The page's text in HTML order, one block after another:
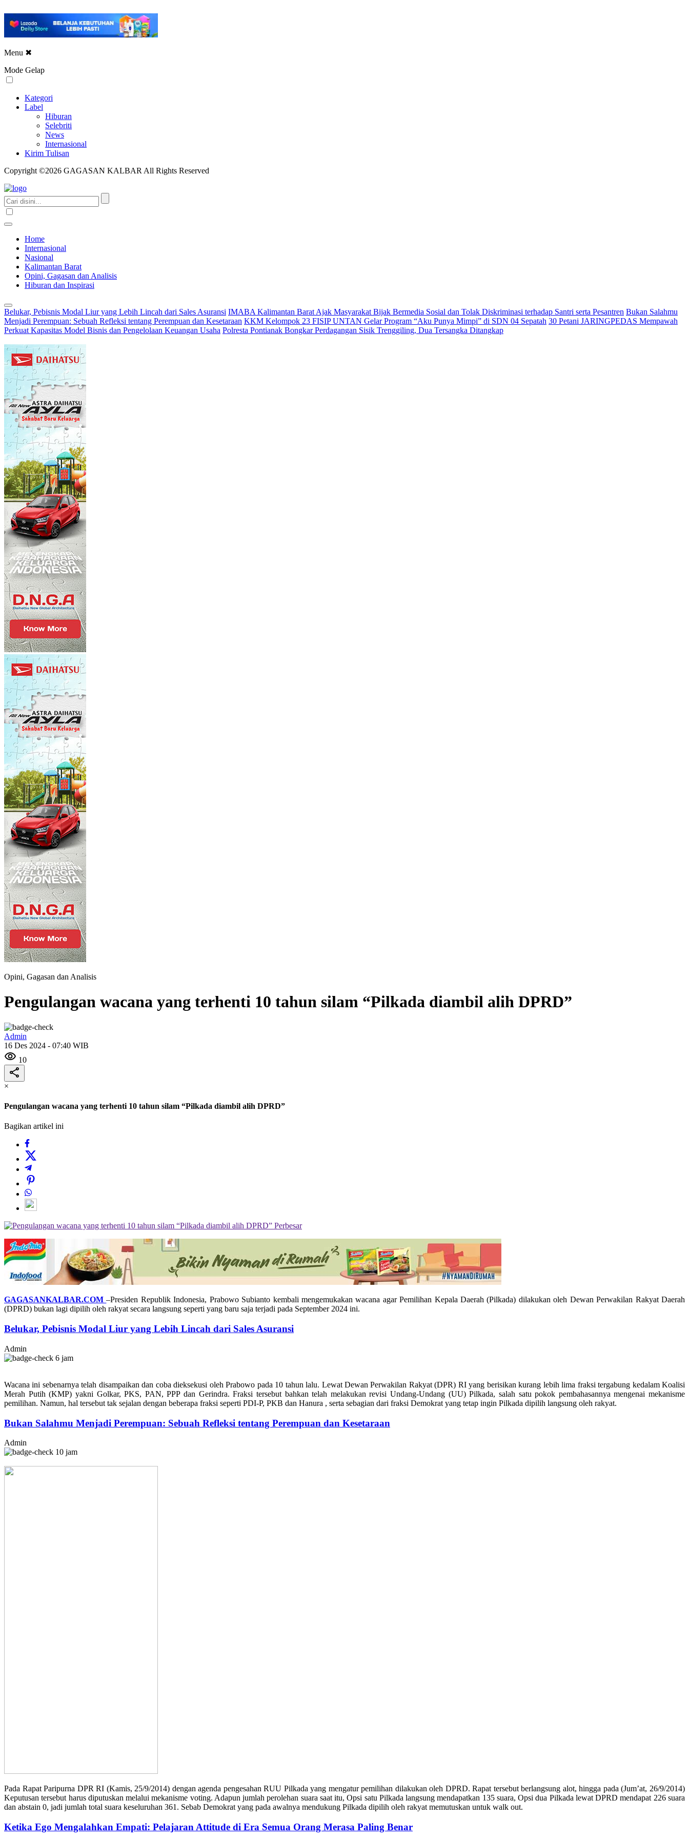
Menu ✖
Mode Gelap
Kategori
Label
Hiburan
Selebriti
News
Internasional
Kirim Tulisan
Copyright ©2026 GAGASAN KALBAR All Rights Reserved
Home
Internasional
Nasional
Kalimantan Barat
Opini, Gagasan dan Analisis
Hiburan dan Inspirasi
Belukar, Pebisnis Modal Liur yang Lebih Lincah dari Sales Asuransi IMABA Kalimantan Barat Ajak Masyarakat Bijak Bermedia Sosial dan Tolak Diskriminasi terhadap Santri serta Pesantren Bukan Salahmu
Menjadi Perempuan: Sebuah Refleksi tentang Perempuan dan Kesetaraan KKM Kelompok 23 FISIP UNTAN Gelar Program “Aku Punya Mimpi” di SDN 04 Sepatah 30 Petani JARINGPEDAS Mempawah
Perkuat Kapasitas Model Bisnis dan Pengelolaan Keuangan Usaha Polresta Pontianak Bongkar Perdagangan Sisik Trenggiling, Dua Tersangka Ditangkap
Opini, Gagasan dan Analisis
Pengulangan wacana yang terhenti 10 tahun silam “Pilkada diambil alih DPRD”
Admin
16 Des 2024 - 07:40 WIB
10
×
Pengulangan wacana yang terhenti 10 tahun silam “Pilkada diambil alih DPRD”
Bagikan artikel ini
Perbesar
GAGASANKALBAR.COM –Presiden Republik Indonesia, Prabowo Subianto kembali mengemukakan wacana agar Pemilihan Kepala Daerah (Pilkada) dilakukan oleh Dewan Perwakilan Rakyat Daerah
(DPRD) bukan lagi dipilih oleh rakyat secara langsung seperti yang baru saja terjadi pada September 2024 ini.
Belukar, Pebisnis Modal Liur yang Lebih Lincah dari Sales Asuransi
Admin
6 jam
Wacana ini sebenarnya telah disampaikan dan coba dieksekusi oleh Prabowo pada 10 tahun lalu. Lewat Dewan Perwakilan Rakyat (DPR) RI yang berisikan kurang lebih lima fraksi tergabung kedalam Koalisi
Merah Putih (KMP) yakni Golkar, PKS, PAN, PPP dan Gerindra. Fraksi tersebut bahkan telah melakukan revisi Undang-Undang (UU) Pilkada, salah satu pokok pembahasannya mengenai mekanisme
pemilihan. Namun, hal tersebut tak sejalan dengan beberapa fraksi seperti PDI-P, PKB dan Hanura , serta sebagian dari fraksi Demokrat yang tetap ingin Pilkada dipilih langsung oleh rakyat.
Bukan Salahmu Menjadi Perempuan: Sebuah Refleksi tentang Perempuan dan Kesetaraan
Admin
10 jam
Pada Rapat Paripurna DPR RI (Kamis, 25/9/2014) dengan agenda pengesahan RUU Pilkada yang mengatur pemilihan dilakukan oleh DPRD. Rapat tersebut berlangsung alot, hingga pada (Jum’at, 26/9/2014)
Keputusan tersebut harus diputuskan melalui mekanisme voting. Adapun jumlah perolehan suara saat itu, Opsi satu Pilkada langsung mendapatkan 135 suara, Opsi dua Pilkada lewat DPRD mendapat 226 suara
dan abstain 0, jadi jumlah total suara keseluruhan 361. Sebab Demokrat yang pada awalnya mendukung Pilkada dipilih oleh rakyat memutuskan untuk walk out.
Ketika Ego Mengalahkan Empati: Pelajaran Attitude di Era Semua Orang Merasa Paling Benar